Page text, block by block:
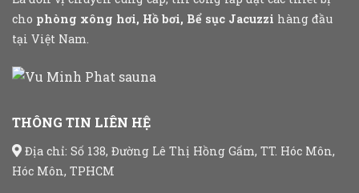
cho phòng xông hơi, Hồ bơi, Bể sục Jacuzzi hàng đầu
tại Việt Nam.
THÔNG TIN LIÊN HỆ
Địa chỉ: Số 138, Đường Lê Thị Hồng Gấm, TT. Hóc Môn,
Hóc Môn, TPHCM